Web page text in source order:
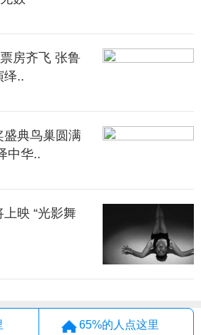
房齐飞 张鲁
绎..
盛典鸟巢圆满
中华..
映 “光影舞
65%的人点这里